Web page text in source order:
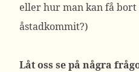
eller hur man kan få bort
åstadkommit?)
Låt oss se på några